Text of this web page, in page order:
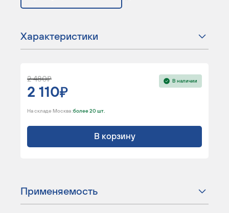
Характеристики
2 480
2 110
В наличии
На складе Москва :более 20 шт.
В корзину
Применяемость